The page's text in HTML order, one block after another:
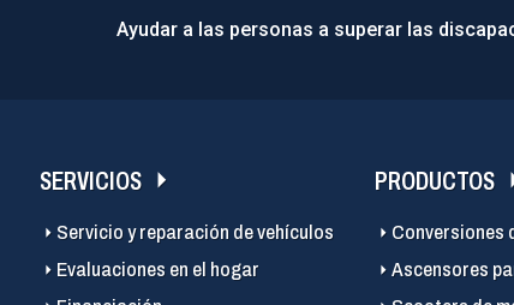
Ayudar a las personas a superar las
SERVICIOS
Servicio y reparación de vehículos
Evaluaciones en el hogar
PRODUCTOS
Conversiones
Ascensores